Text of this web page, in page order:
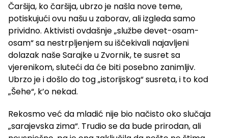
Čaršija, ko čaršija, ubrzo je našla nove teme,
potiskujući ovu našu u zaborav, ali izgleda samo
prividno. Aktivisti ovdašnje „službe devet-osam-
osam“ sa nestrpljenjem su iščekivali najavljeni
dolazak naše Sarajke u Zvornik, te susret sa
vjerenikom, sluteći da će biti posebno zanimljiv.
Ubrzo je i došlo do tog „istorijskog“ susreta, i to kod
„Šehe“, k’o nekad.
Rekosmo već da mladić nije bio načisto oko slučaja
„sarajevska zima“. Trudio se da bude prirodan, ali